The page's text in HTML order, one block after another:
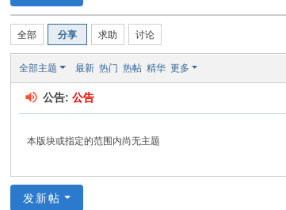
教
育
资
源
全部 分享 求助 讨论
全部主题 最新 热门 热帖 精华 更多
公告:公告
本版块或指定的范围内尚无主题
发新帖